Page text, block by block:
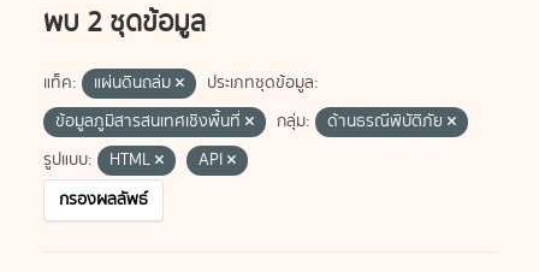
พบ 2 ชุดข้อมูล
แท็ค: แผ่นดินถล่ม
ประเภทชุดข้อมูล:
ข้อมูลภูมิสารสนเทศเชิงพื้นที่
กลุ่ม:
ด้านธรณีพิบัติภัย
รูปแบบ:
HTML
API
กรองผลลัพธ์